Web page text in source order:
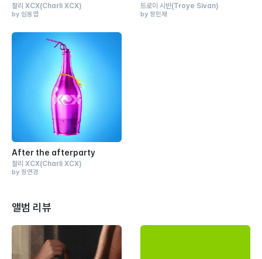
찰리 XCX(Charli XCX)
by 임동엽
트로이 시반(Troye Sivan)
by 정민재
After the afterparty
찰리 XCX(Charli XCX)
by 정연경
앨범 리뷰